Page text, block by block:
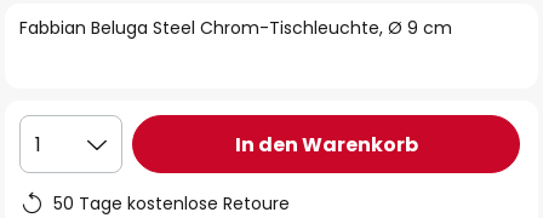
Fabbian Beluga Steel Chrom-Tischleuchte, Ø 9 cm
1 In den Warenkorb
50 Tage kostenlose Retoure